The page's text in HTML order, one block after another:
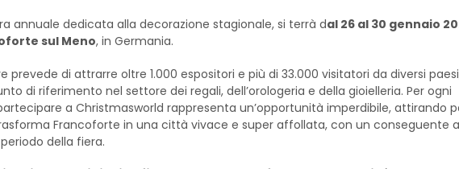
annuale dedicata alla decorazione stagionale, si terrà dal 26 al 30 gennaio
sul Meno, in Germania.
di attrarre oltre 1.000 espositori e più di 33.000 visitatori da diversi
di riferimento nel settore dei regali, dell’orologeria e della gioielleria. Per ogni
a Christmasworld rappresenta un’opportunità imperdibile, attirando
Francoforte in una città vivace e super affollata, con un conseguente
della fiera.